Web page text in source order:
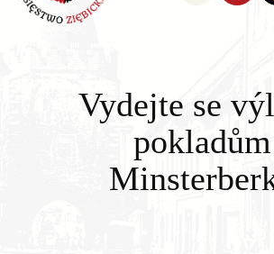
Vydejte se
pokladům